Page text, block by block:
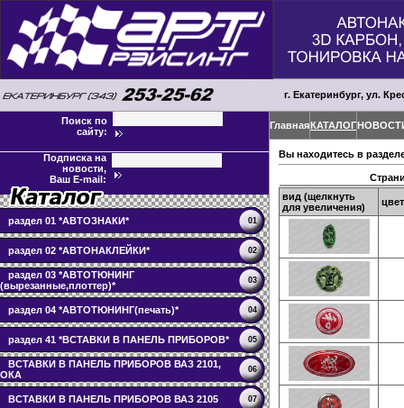
г. Екатеринбург, ул.
Поиск по
сайту:
Подписка на
новости,
Ваш E-mail:
раздел 01 *АВТОЗНАКИ* 01
раздел 02 *АВТОНАКЛЕЙКИ* 02
раздел 03 *АВТОТЮНИНГ
(вырезанные,плоттер)*
03
раздел 04 *АВТОТЮНИНГ(печать)* 04
раздел 41 *ВСТАВКИ В ПАНЕЛЬ ПРИБОРОВ* 05
ВСТАВКИ В ПАНЕЛЬ ПРИБОРОВ ВАЗ 2101,
ОКА
06
ВСТАВКИ В ПАНЕЛЬ ПРИБОРОВ ВАЗ 2105 07
ГлавнаяКАТАЛОГ
Вы находитесь в
вид (щелкнуть
для увеличения)
цвет